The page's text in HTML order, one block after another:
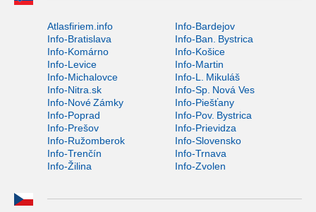
Atlasfiriem.info
Info-Bardejov
Info-Bratislava
Info-Ban. Bystrica
Info-Komárno
Info-Košice
Info-Levice
Info-Martin
Info-Michalovce
Info-L. Mikuláš
Info-Nitra.sk
Info-Sp. Nová Ves
Info-Nové Zámky
Info-Piešťany
Info-Poprad
Info-Pov. Bystrica
Info-Prešov
Info-Prievidza
Info-Ružomberok
Info-Slovensko
Info-Trenčín
Info-Trnava
Info-Žilina
Info-Zvolen